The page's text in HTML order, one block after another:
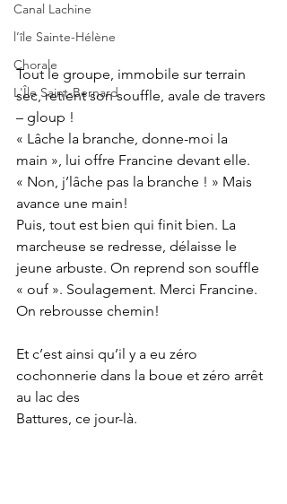
Canal Lachine
l’île Sainte-Hélène
Chorale
L'Île Saint-Bernard
Tout le groupe, immobile sur terrain
sec, retient son souffle, avale de travers
– gloup !
« Lâche la branche, donne-moi la
main », lui offre Francine devant elle.
« Non, j’lâche pas la branche ! » Mais
avance une main!
Puis, tout est bien qui finit bien. La
marcheuse se redresse, délaisse le
jeune arbuste. On reprend son souffle
« ouf ». Soulagement. Merci Francine.
On rebrousse chemin!
Et c’est ainsi qu’il y a eu zéro
cochonnerie dans la boue et zéro arrêt
au lac des
Battures, ce jour-là.